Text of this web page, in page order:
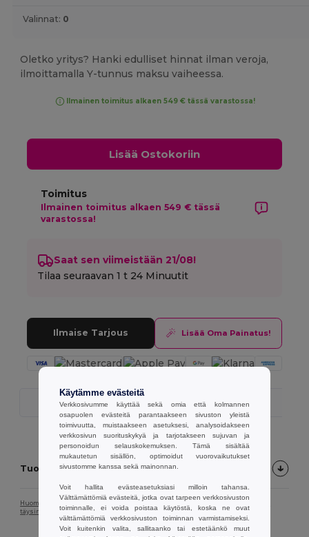
Valinnat: 0
Oletko yritys? Hanki edulliset hinnat ilman veroja,
ilmoittamalla Y-tunnus maksu vaiheessa.
Ilmainen toimitus alkaen 549 € tässä varastossa!
Lisää Ostokoriin
Toimitus
Ilmainen toimitus alkaen 549 € tässä
varastossa!
Saat sen viimeistään 21/08!
Tilaa seuraavan1 t 24 Minuutit
Ilmaise Tarjous Lisää Oma Painatus!
Nopea Toimitus
Tuotekuvaus
Huomaa, että näytön kalibroinnin vuoksi tuotekuvan väri ei välttämättä vastaa
täysin tuotteen todellista väriä.
Käytämme evästeitä
Verkkosivumme käyttää sekä omia että kolmannen
osapuolen evästeitä parantaakseen sivuston yleistä
toimivuutta, muistaakseen asetuksesi, analysoidakseen
verkkosivun suorituskykyä ja tarjotakseen sujuvan ja
personoidun selauskokemuksen. Tämä sisältää
mukautetun sisällön, optimoidut vuorovaikutukset
sivustomme kanssa sekä mainonnan.
Voit hallita evästeasetuksiasi milloin tahansa.
Välttämättömiä evästeitä, jotka ovat tarpeen verkkosivuston
toiminnalle, ei voida poistaa käytöstä, koska ne ovat
välttämättömiä verkkosivuston toiminnan varmistamiseksi.
Voit kuitenkin valita, sallitaanko tai estetäänkö muut